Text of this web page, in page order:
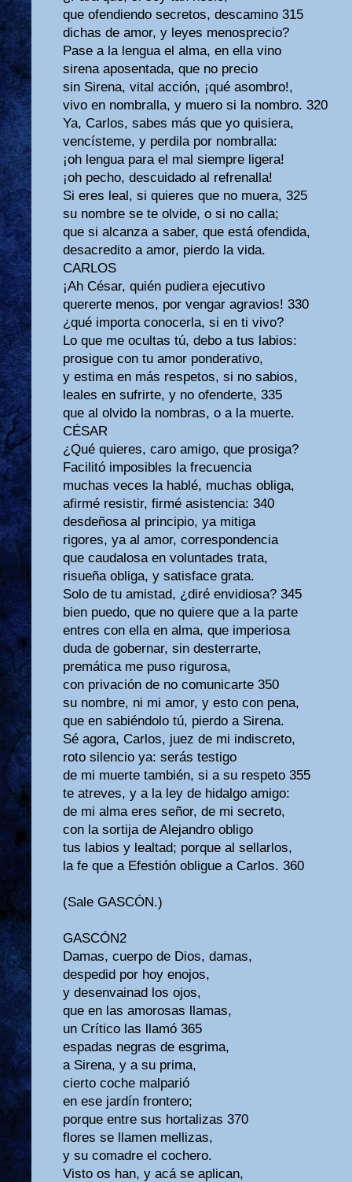
que ofendiendo secretos, descamino 315
dichas de amor, y leyes menosprecio?
Pase a la lengua el alma, en ella vino
sirena aposentada, que no precio
sin Sirena, vital acción, ¡qué asombro!,
vivo en nombralla, y muero si la nombro. 320
Ya, Carlos, sabes más que yo quisiera,
vencísteme, y perdila por nombralla:
¡oh lengua para el mal siempre ligera!
¡oh pecho, descuidado al refrenalla!
Si eres leal, si quieres que no muera, 325
su nombre se te olvide, o si no calla;
que si alcanza a saber, que está ofendida,
desacredito a amor, pierdo la vida.
CARLOS
¡Ah César, quién pudiera ejecutivo
quererte menos, por vengar agravios! 330
¿qué importa conocerla, si en ti vivo?
Lo que me ocultas tú, debo a tus labios:
prosigue con tu amor ponderativo,
y estima en más respetos, si no sabios,
leales en sufrirte, y no ofenderte, 335
que al olvido la nombras, o a la muerte.
CÉSAR
¿Qué quieres, caro amigo, que prosiga?
Facilitó imposibles la frecuencia
muchas veces la hablé, muchas obliga,
afirmé resistir, firmé asistencia: 340
desdeñosa al principio, ya mitiga
rigores, ya al amor, correspondencia
que caudalosa en voluntades trata,
risueña obliga, y satisface grata.
Solo de tu amistad, ¿diré envidiosa? 345
bien puedo, que no quiere que a la parte
entres con ella en alma, que imperiosa
duda de gobernar, sin desterrarte,
premática me puso rigurosa,
con privación de no comunicarte 350
su nombre, ni mi amor, y esto con pena,
que en sabiéndolo tú, pierdo a Sirena.
Sé agora, Carlos, juez de mi indiscreto,
roto silencio ya: serás testigo
de mi muerte también, si a su respeto 355
te atreves, y a la ley de hidalgo amigo:
de mi alma eres señor, de mi secreto,
con la sortija de Alejandro obligo
tus labios y lealtad; porque al sellarlos,
la fe que a Efestión obligue a Carlos. 360
(Sale GASCÓN.)
GASCÓN2
Damas, cuerpo de Dios, damas,
despedid por hoy enojos,
y desenvainad los ojos,
que en las amorosas llamas,
un Crítico las llamó 365
espadas negras de esgrima,
a Sirena, y a su prima,
cierto coche malparió
en ese jardín frontero;
porque entre sus hortalizas 370
flores se llamen mellizas,
y su comadre el cochero.
Visto os han, y acá se aplican,